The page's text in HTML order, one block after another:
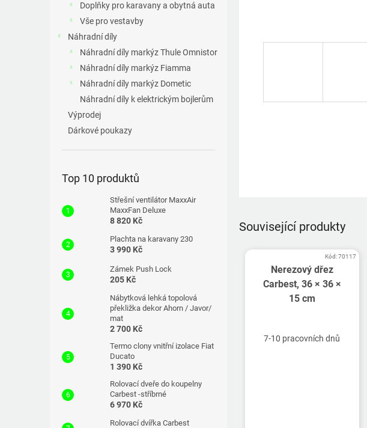
Doplňky pro karavany a obytná auta
Vše pro vestavby
Náhradní díly
Náhradní díly markýz Thule Omnistor
Náhradní díly markýz Fiamma
Náhradní díly markýz Dometic
Náhradní díly k elektrickým bojlerům
Výprodej
Dárkové poukazy
Top 10 produktů
Střešní ventilátor MaxxAir
MaxxFan Deluxe
8 820 Kč
Plachta na karavany 230
3 990 Kč
Zámek Push Lock
205 Kč
Nábytková lehká topolová
překližka dekor Ahorn / Javor/
mat
2 700 Kč
Termo clony vnitřní izolace Fiat
Ducato
1 390 Kč
Rolovací dveře do koupelny
Carbest -stříbrné
6 970 Kč
Rolovací dvířka Carbest
Související produkty
Nerezový dřez
Carbest, 36 × 36 ×
15 cm
7-10 pracovních dnů
Kód:70117